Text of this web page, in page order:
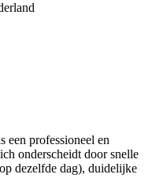
een professioneel en
onderscheidt door snelle
dezelfde dag), duidelijke